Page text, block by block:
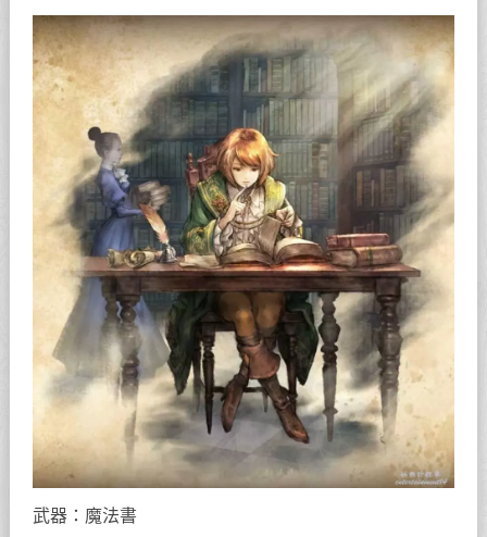
武器：魔法書